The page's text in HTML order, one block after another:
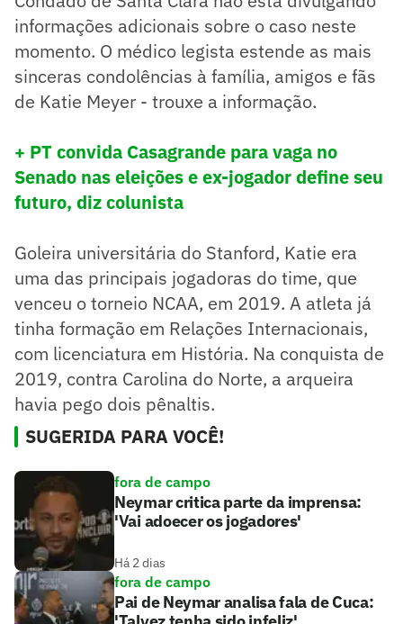
informações adicionais sobre o caso neste
momento. O médico legista estende as mais
sinceras condolências à família, amigos e fãs
de Katie Meyer - trouxe a informação.
+ PT convida Casagrande para vaga no
Senado nas eleições e ex-jogador define seu
futuro, diz colunista
Goleira universitária do Stanford, Katie era
uma das principais jogadoras do time, que
venceu o torneio NCAA, em 2019. A atleta já
tinha formação em Relações Internacionais,
com licenciatura em História. Na conquista de
2019, contra Carolina do Norte, a arqueira
havia pego dois pênaltis.
SUGERIDA PARA VOCÊ!
fora de campo
Neymar critica parte da imprensa:
'Vai adoecer os jogadores'
Há 2 dias
fora de campo
Pai de Neymar analisa fala de Cuca: